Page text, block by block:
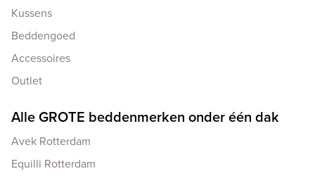
Kussens
Beddengoed
Accessoires
Outlet
Alle GROTE beddenmerken onder één dak
Avek Rotterdam
Equilli Rotterdam